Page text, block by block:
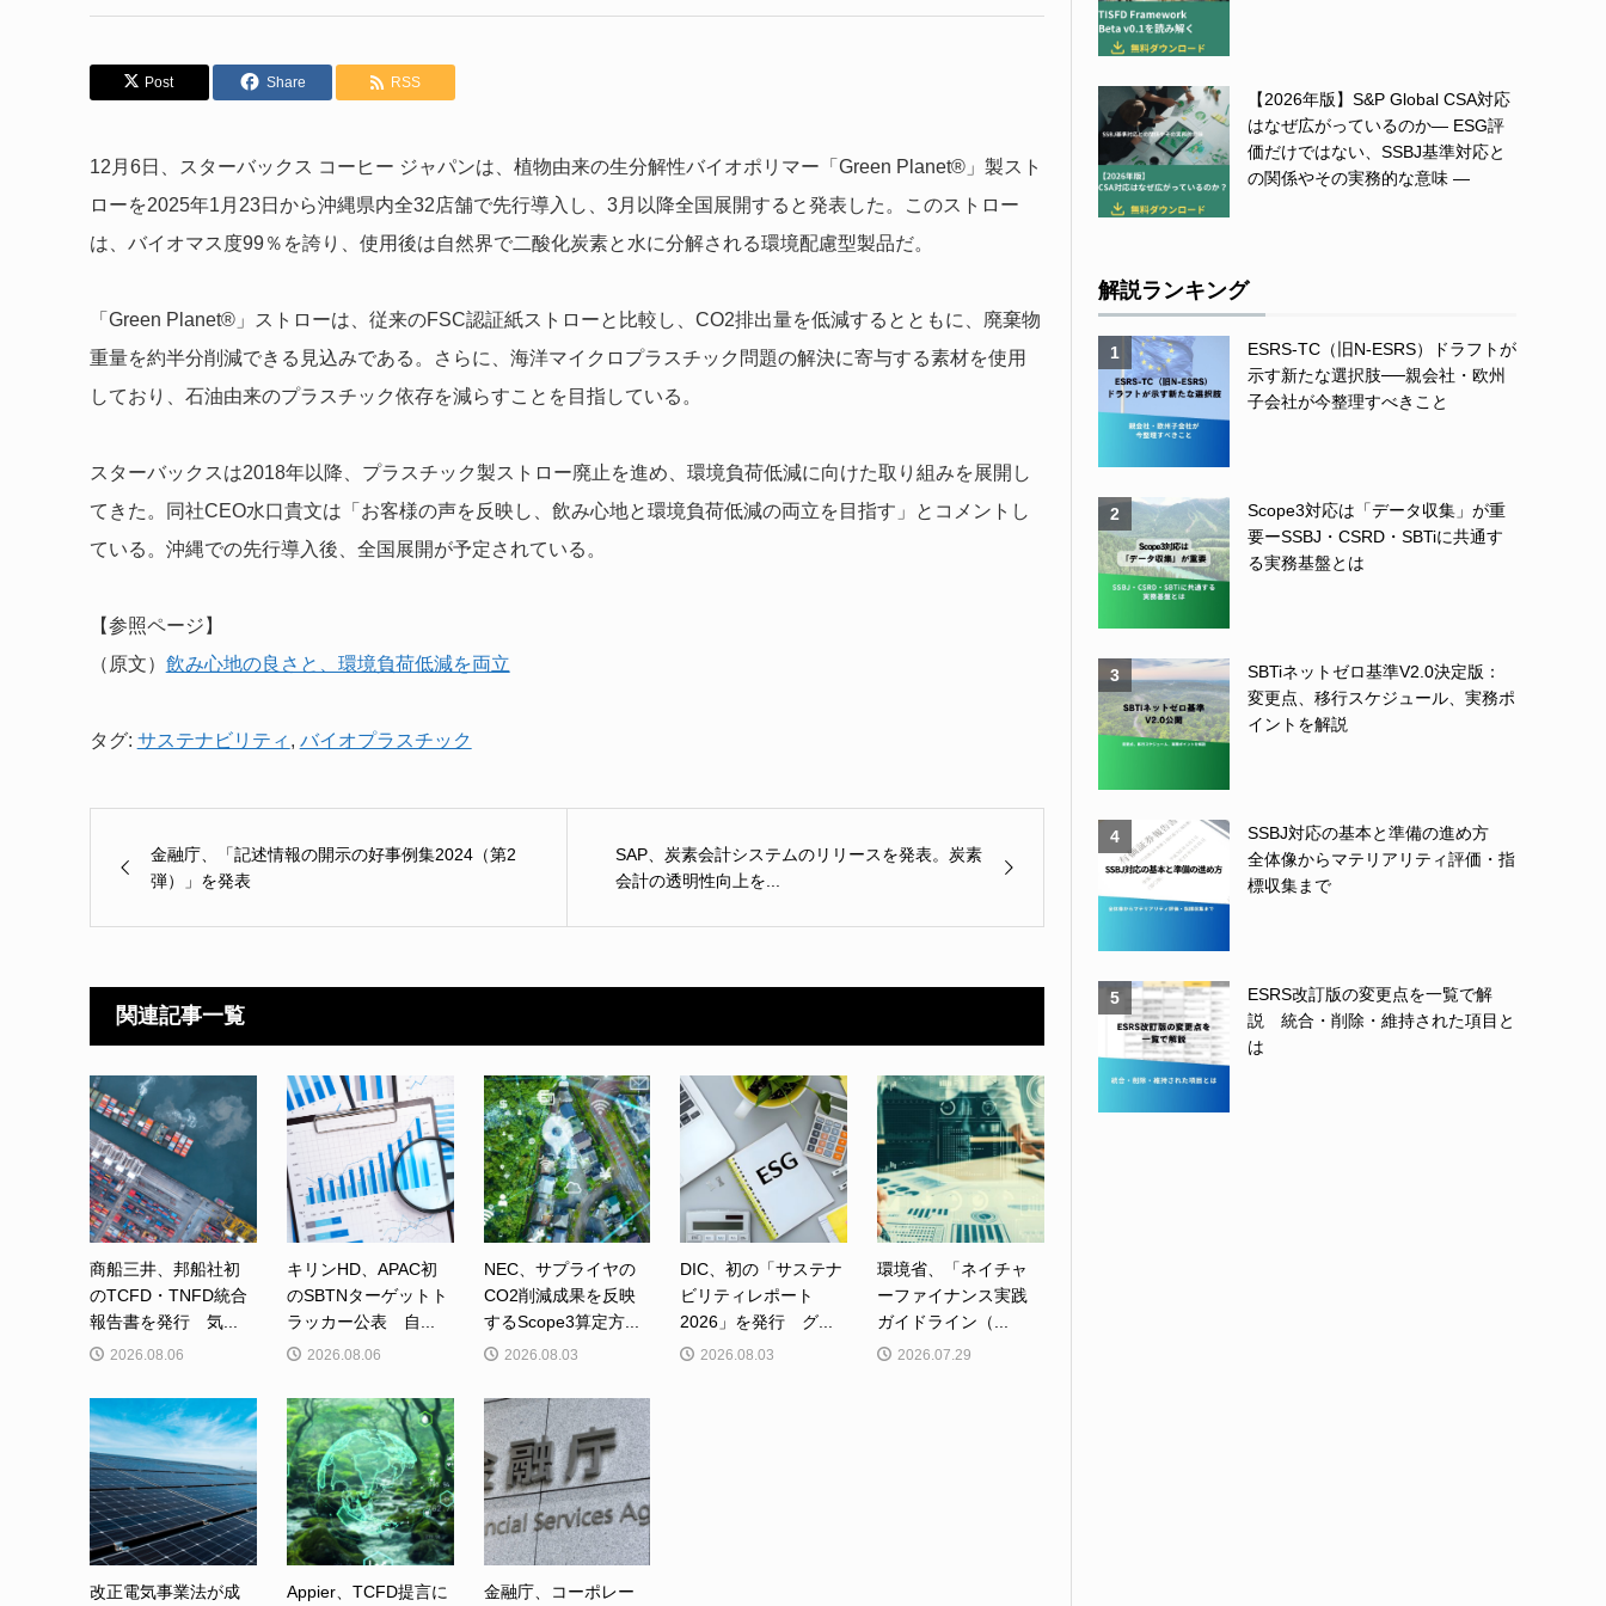
Post Share RSS
12月6日、スターバックス コーヒー ジャパンは、植物由来の生分解性バイオポリマー「Green Planet®」製スト
ローを2025年1月23日から沖縄県内全32店舗で先行導入し、3月以降全国展開すると発表した。このストロー
は、バイオマス度99％を誇り、使用後は自然界で二酸化炭素と水に分解される環境配慮型製品だ。
「Green Planet®」ストローは、従来のFSC認証紙ストローと比較し、CO2排出量を低減するとともに、廃棄物
重量を約半分削減できる見込みである。さらに、海洋マイクロプラスチック問題の解決に寄与する素材を使用
しており、石油由来のプラスチック依存を減らすことを目指している。
スターバックスは2018年以降、プラスチック製ストロー廃止を進め、環境負荷低減に向けた取り組みを展開し
てきた。同社CEO水口貴文は「お客様の声を反映し、飲み心地と環境負荷低減の両立を目指す」とコメントし
ている。沖縄での先行導入後、全国展開が予定されている。
【参照ページ】
（原文） 飲み心地の良さと、環境負荷低減を両立
タグ: サステナビリティ , バイオプラスチック
金融庁、「記述情報の開示の好事例集2024（第2
弾）」を発表
SAP、炭素会計システムのリリースを発表。炭素
会計の透明性向上を...
関連記事一覧
商船三井、邦船社初
のTCFD・TNFD統合
報告書を発行 気...
2026.08.06
キリンHD、APAC初
のSBTNターゲットト
ラッカー公表 自...
2026.08.06
NEC、サプライヤの
CO2削減成果を反映
するScope3算定方...
2026.08.03
DIC、初の「サステナ
ビリティレポート
2026」を発行 グ...
2026.08.03
環境省、「ネイチャ
ーファイナンス実践
ガイドライン（...
2026.07.29
改正電気事業法が成 Appier、TCFD提言に 金融庁、コーポレー
【2026年版】S&P Global CSA対応
はなぜ広がっているのか― ESG評
価だけではない、SSBJ基準対応と
の関係やその実務的な意味 ―
解説ランキング
1
ESRS-TC（旧N-ESRS）ドラフトが
示す新たな選択肢──親会社・欧州
子会社が今整理すべきこと
2
Scope3対応は「データ収集」が重
要ーSSBJ・CSRD・SBTiに共通す
る実務基盤とは
3
SBTiネットゼロ基準V2.0決定版：
変更点、移行スケジュール、実務ポ
イントを解説
4
SSBJ対応の基本と準備の進め方
全体像からマテリアリティ評価・指
標収集まで
5
ESRS改訂版の変更点を一覧で解
説 統合・削除・維持された項目と
は